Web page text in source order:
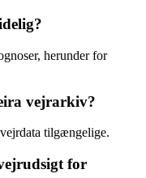
herunder for
vejrarkiv?
tilgængelige.
for